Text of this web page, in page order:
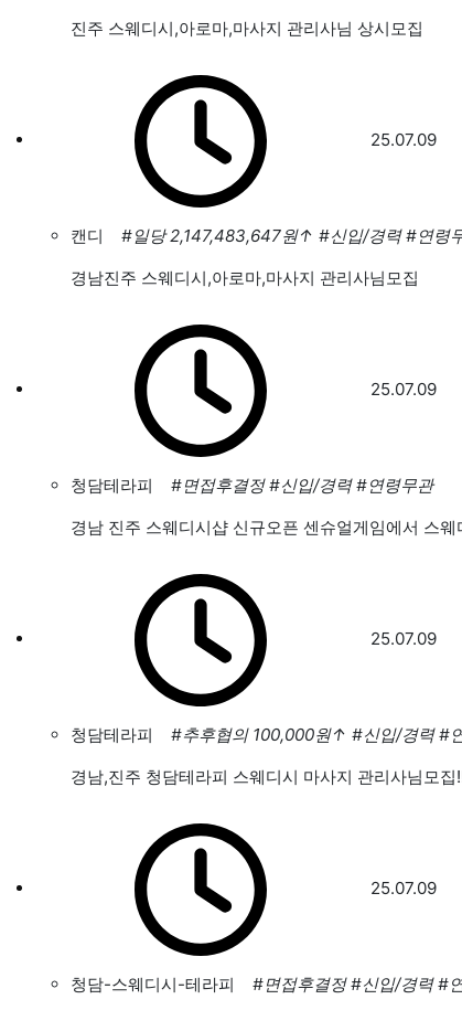
진주 스웨디시,아로마,마사지 관리사님 상시모집
25.07.09
캔디 #일당 2,147,483,647원↑ #신입/경력 #연령
경남진주 스웨디시,아로마,마사지 관리사님모집
25.07.09
청담테라피 #면접후결정 #신입/경력 #연령무관
경남 진주 스웨디시샵 신규오픈 센슈얼게임에서 스
25.07.09
청담테라피 #추후협의 100,000원↑ #신입/경력 #
경남,진주 청담테라피 스웨디시 마사지 관리사님모집
25.07.09
청담-스웨디시-테라피 #면접후결정 #신입/경력 #